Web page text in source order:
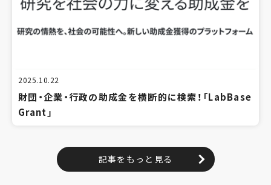
2025.10.22
財団・企業・行政の助成金を横断的に検索！「LabBase
Grant」
記事をもっと見る